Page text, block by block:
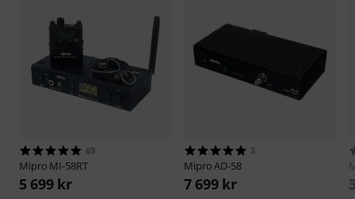
69
Mipro MI-58RT
5 699 kr
3
MiproAD-58
7 699 kr